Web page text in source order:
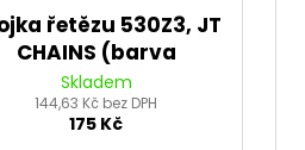
řetězu 530Z3, JT
CHAINS (barva
nýtovací, typ
RIVET)
Skladem
144,63 Kč bez DPH
175 Kč